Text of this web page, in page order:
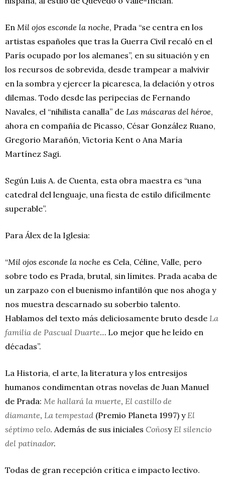
En Mil ojos esconde la noche, Prada “se centra en los
artistas españoles que tras la Guerra Civil recaló en el
París ocupado por los alemanes”, en su situación y en
los recursos de sobrevida, desde trampear a malvivir
en la sombra y ejercer la picaresca, la delación y otros
dilemas. Todo desde las peripecias de Fernando
Navales, el “nihilista canalla” de Las máscaras del héroe,
ahora en compañía de Picasso, César González Ruano,
Gregorio Marañón, Victoria Kent o Ana María
Martínez Sagi.
Según Luis A. de Cuenta, esta obra maestra es “una
catedral del lenguaje, una fiesta de estilo difícilmente
superable”.
Para Álex de la Iglesia:
“Mil ojos esconde la noche es Cela, Céline, Valle, pero
sobre todo es Prada, brutal, sin límites. Prada acaba de
un zarpazo con el buenismo infantilón que nos ahoga y
nos muestra descarnado su soberbio talento.
Hablamos del texto más deliciosamente bruto desde La
familia de Pascual Duarte… Lo mejor que he leído en
décadas”.
La Historia, el arte, la literatura y los entresijos
humanos condimentan otras novelas de Juan Manuel
de Prada: Me hallará la muerte, El castillo de
diamante, La tempestad (Premio Planeta 1997) y El
séptimo velo. Además de sus iniciales Coñosy El silencio
del patinador.
Todas de gran recepción crítica e impacto lectivo.